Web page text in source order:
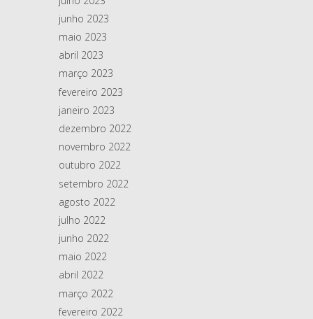
junho 2023
maio 2023
abril 2023
março 2023
fevereiro 2023
janeiro 2023
dezembro 2022
novembro 2022
outubro 2022
setembro 2022
agosto 2022
julho 2022
junho 2022
maio 2022
abril 2022
março 2022
fevereiro 2022